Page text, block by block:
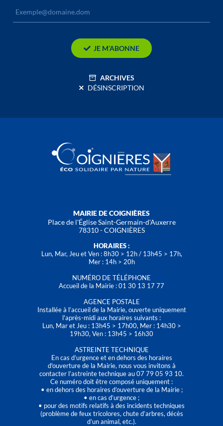
JE M’ABONNE
ARCHIVES
DÉSINSCRIPTION
MAIRIE DE COIGNIÈRES
Place de l'Église Saint-Germain-d'Auxerre
78310 - COIGNIÈRES
HORAIRES :
Lun, Mar, Jeu et Ven : 8h30 > 12h / 13h45 > 17h,
Mer : 14h > 20h
NUMÉRO DE TÉLÉPHONE
Accueil de la Mairie : 01 30 13 17 77
AGENCE POSTALE
Installée à l’accueil de la Mairie, ouverte uniquement
l'après-midi aux horaires suivants :
Lun, Mar et Jeu : 13h45 > 17h00, Mer : 14h30 >
19h30, Ven : 13h45 > 16h30
ASTREINTE TECHNIQUE
En cas d’urgence et en dehors des horaires
d'ouverture de la Mairie, nous vous invitons à
contacter l’astreinte technique au 07 79 05 93 10.
Ce numéro doit être composé uniquement :
• en dehors des horaires d’ouverture de la Mairie ;
• en cas d’urgence ;
• pour des motifs relatifs à des incidents techniques
(problème de feux tricolores, chute d’arbres, décès
d’un animal, etc.).